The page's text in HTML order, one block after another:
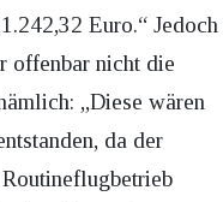
Euro.“ Jedoch
offenbar nicht die
„Diese wären
da der